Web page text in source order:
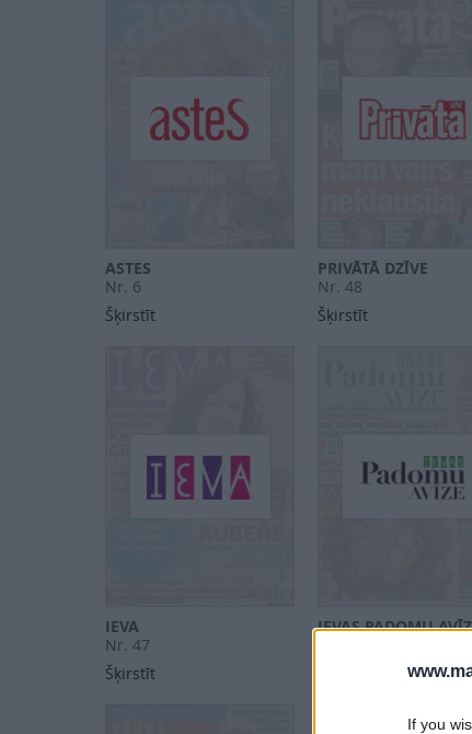
If you
ASTES
Nr. 6
Šķirstīt
PRIVĀTĀ DZĪVE
Nr. 48
Šķirstīt
IEVA
Nr. 47
Šķirstīt
IEVAS PADOMU